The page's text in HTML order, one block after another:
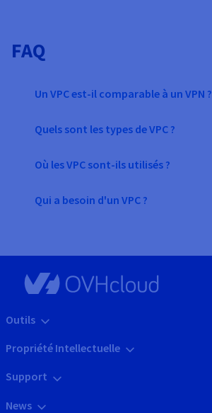
FAQ
Un VPC est-il comparable à un VPN ?
Quels sont les types de VPC ?
Où les VPC sont-ils utilisés ?
Qui a besoin d'un VPC ?
Outils
Propriété Intellectuelle
Support
News